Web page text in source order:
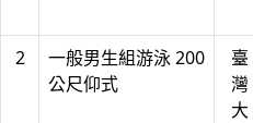
2
一般男生組游泳 200
公尺仰式
臺
灣
大